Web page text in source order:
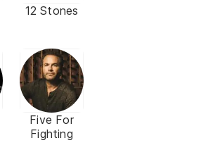
12 Stones
Five For
Fighting